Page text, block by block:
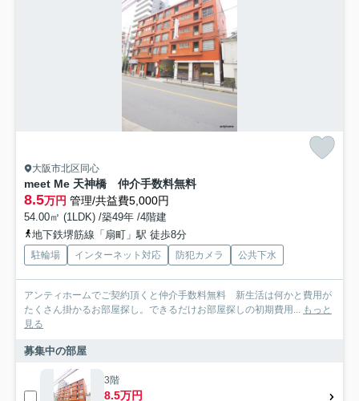
大阪市北区同心
meet Me 天神橋 仲介手数料無料
8.5万円 管理/共益費5,000円
54.00㎡ (1LDK) /築49年 /4階建
地下鉄堺筋線「扇町」駅 徒歩8分
駐輪場 インターネット対応 防犯カメラ 公共下水
アンティホームでご契約頂くと仲介手数料無料 新生活は何かと費用が
たくさん掛かるお部屋探し。できるだけお部屋探しの初期費用... もっと
見る
募集中の部屋
3階
8.5万円